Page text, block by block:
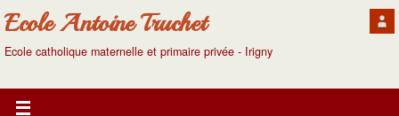
Ecole Antoine Truchet
Ecole catholique maternelle et primaire privée - Irigny